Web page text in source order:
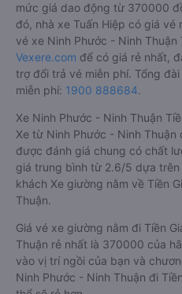
mức giá dao động từ 370000
đó, nhà xe Tuấn Hiệp có giá
vé xe Ninh Phước - Ninh Thuận
Vexere.com để có giá rẻ nhất,
trợ đổi trả vé miễn phí. Tổng
miễn phí: 1900 888684.
Xe Ninh Phước - Ninh Thuận
Xe từ Ninh Phước - Ninh Thuận
được đánh giá chung có chất
giá trung bình từ 2.6/5 dựa trên
khách Xe giường nằm về Tiền
Thuận.
Giá vé xe giường nằm đi Tiền
Thuận rẻ nhất là 370000 của
vào vị trí ngồi của bạn và
Ninh Phước - Ninh Thuận đi